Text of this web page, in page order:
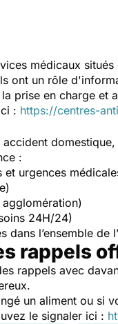
médicaux
ont un rôle
prise en charge et
: https://centres-
:
urgences
24H/24)
l’ensemble de
rappels
rappels avec
un aliment ou si
le signaler ici :